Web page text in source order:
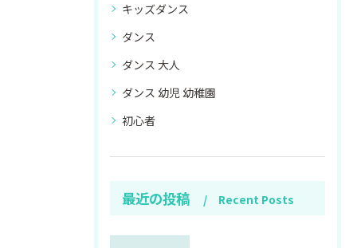
キッズダンス
ダンス
ダンス 大人
ダンス 幼児 幼稚園
初心者
最近の投稿 Recent Posts